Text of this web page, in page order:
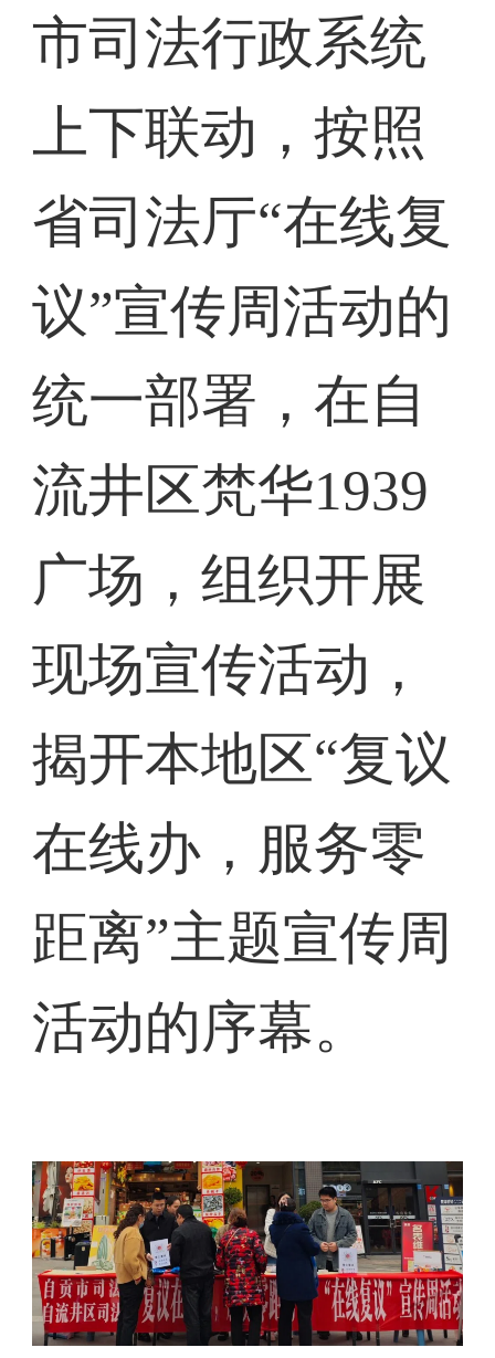
市司法行政系统
上下联动，按照
省司法厅“在线复
议”宣传周活动的
统一部署，在自
流井区梵华1939
广场，组织开展
现场宣传活动，
揭开本地区“复议
在线办，服务零
距离”主题宣传周
活动的序幕。